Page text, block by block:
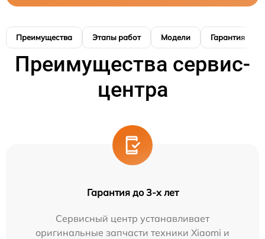
Преимущества Этапы работ Модели Гарантия
Преимущества сервис-
центра
Гарантия до 3-х лет
Сервисный центр устанавливает
оригинальные запчасти техники Xiaomi и